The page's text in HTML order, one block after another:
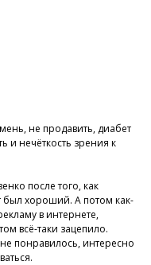
не продавить, диабет
и нечёткость зрения к
после того, как
был хороший. А потом как-
в интернете,
всё-таки зацепило.
понравилось, интересно